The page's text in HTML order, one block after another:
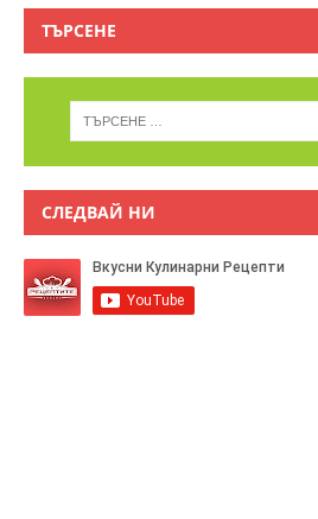
ТЪРСЕНЕ
СЛЕДВАЙ НИ